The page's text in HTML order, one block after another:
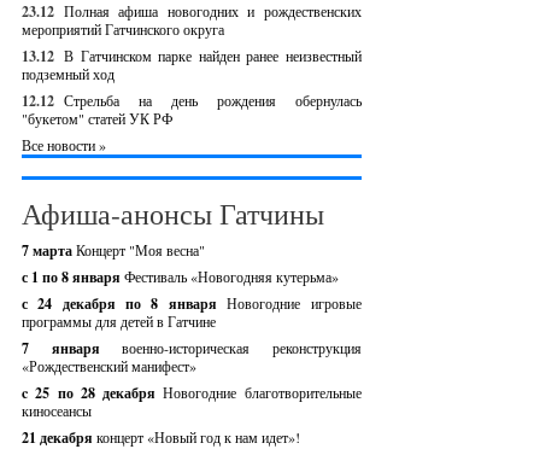
23.12 Полная афиша новогодних и рождественских
мероприятий Гатчинского округа
13.12 В Гатчинском парке найден ранее неизвестный
подземный ход
12.12 Стрельба на день рождения обернулась
"букетом" статей УК РФ
Все новости »
Афиша-анонсы Гатчины
7 мартаКонцерт "Моя весна"
с 1 по 8 января Фестиваль «Новогодняя кутерьма»
с 24 декабря по 8 январяНовогодние игровые
программы для детей в Гатчине
7 январявоенно-историческая реконструкция
«Рождественский манифест»
c 25 по 28 декабряНовогодние благотворительные
киносеансы
21 декабря концерт «Новый год к нам идет»!